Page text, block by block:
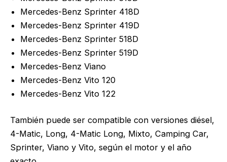
Mercedes-Benz Sprinter 418D
Mercedes-Benz Sprinter 419D
Mercedes-Benz Sprinter 518D
Mercedes-Benz Sprinter 519D
Mercedes-Benz Viano
Mercedes-Benz Vito 120
Mercedes-Benz Vito 122
También puede ser compatible con versiones diésel,
4-Matic, Long, 4-Matic Long, Mixto, Camping Car,
Sprinter, Viano y Vito, según el motor y el año